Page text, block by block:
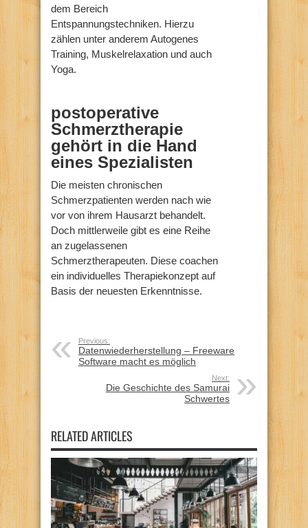
dem Bereich
Entspannungstechniken. Hierzu
zählen unter anderem Autogenes
Training, Muskelrelaxation und auch
Yoga.
postoperative
Schmerztherapie
gehört in die Hand
eines Spezialisten
Die meisten chronischen
Schmerzpatienten werden nach wie
vor von ihrem Hausarzt behandelt.
Doch mittlerweile gibt es eine Reihe
an zugelassenen
Schmerztherapeuten. Diese coachen
ein individuelles Therapiekonzept auf
Basis der neuesten Erkenntnisse.
Previous:
Datenwiederherstellung – Freeware
Software macht es möglich
Next:
Die Geschichte des Samurai
Schwertes
RELATED ARTICLES